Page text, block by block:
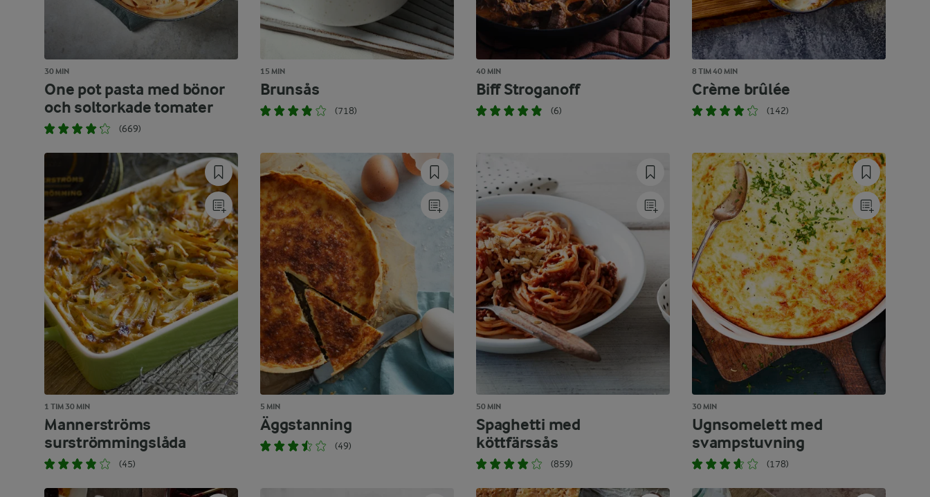
30 MIN
One pot pasta med bönor
och soltorkade tomater
(669)
15 MIN
Brunsås
(718)
40 MIN
Biff Stroganoff
(6)
8 TIM 40 MIN
Crème brûlée
(142)
1 TIM 30 MIN
Mannerströms
surströmmingslåda
(45)
5 MIN
Äggstanning
(49)
50 MIN
Spaghetti med
köttfärssås
(859)
30 MIN
Ugnsomelett med
svampstuvning
(178)